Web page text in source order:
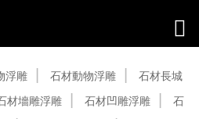
浮雕 石材動物浮雕
石材長城
材墻雕浮雕 石材凹雕浮雕
石